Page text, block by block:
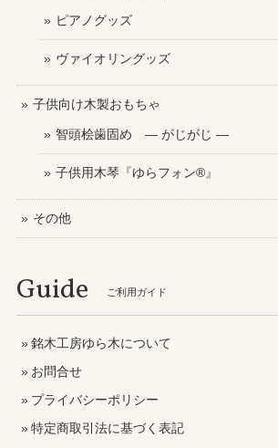
ピアノグッズ
ヴァイオリングッズ
子供向け木製おもちゃ
智頭桧歯固め ― がじがじ ―
子供用木琴『ゆらフォン®』
その他
Guide ご利用ガイド
銘木工房ゆら木について
お問合せ
プライバシーポリシー
特定商取引法に基づく表記